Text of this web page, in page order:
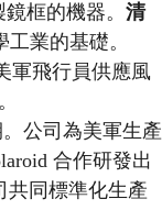
框的機器。 清
業的基礎。
軍飛行員供應風
公司為美軍生產
合作研發出
共同標準化生產